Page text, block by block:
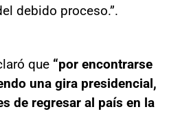
debido proceso.”.
que “por encontrarse
una gira presidencial,
de regresar al país en la